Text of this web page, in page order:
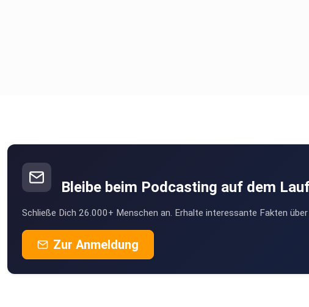
Bleibe beim Podcasting auf dem
Schließe Dich 26.000+ Menschen an. Erhalte interessante Fakten
Zur Anmeldung